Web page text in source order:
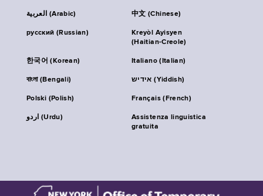
العربية (Arabic) 中文 (Chinese)
русский (Russian)
Kreyòl Ayisyen
(Haitian-Creole)
한국어 (Korean) Italiano (Italian)
বাংলা (Bengali) אידיש (Yiddish)
Polski (Polish) Français (French)
اردو (Urdu)
Assistenza linguistica
gratuita